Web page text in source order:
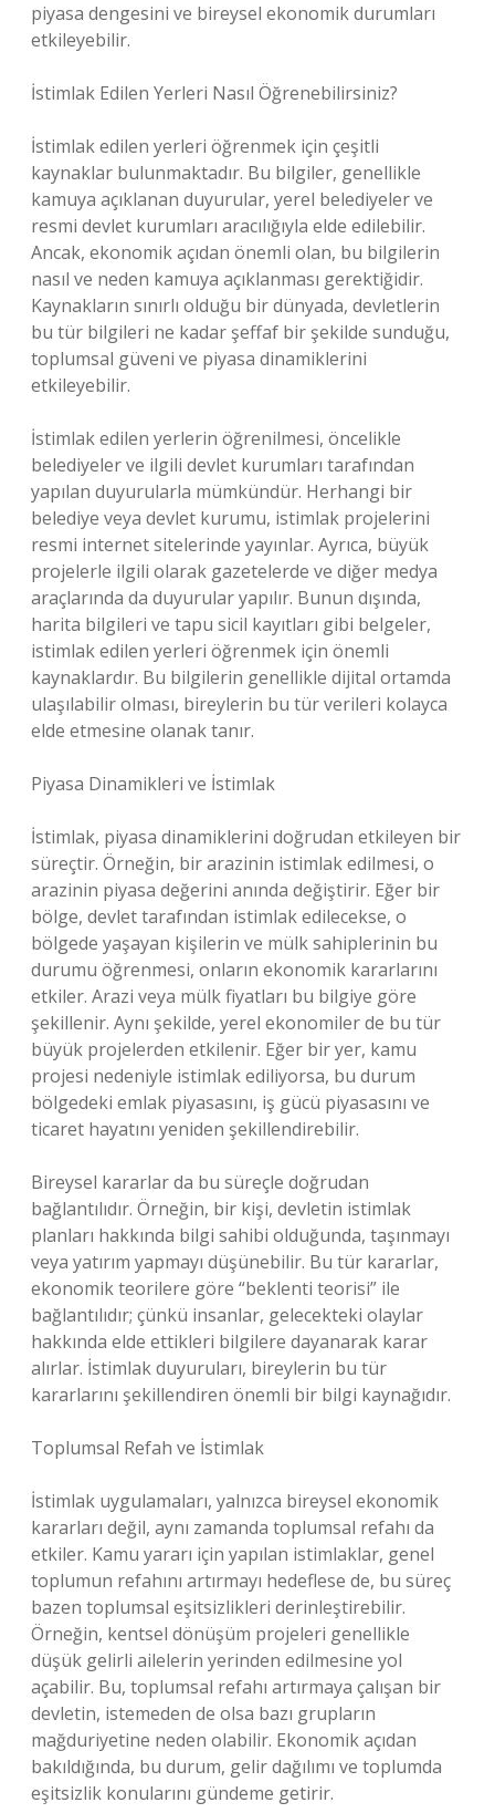
piyasa dengesini ve bireysel ekonomik durumları
etkileyebilir.
İstimlak Edilen Yerleri Nasıl Öğrenebilirsiniz?
İstimlak edilen yerleri öğrenmek için çeşitli
kaynaklar bulunmaktadır. Bu bilgiler, genellikle
kamuya açıklanan duyurular, yerel belediyeler ve
resmi devlet kurumları aracılığıyla elde edilebilir.
Ancak, ekonomik açıdan önemli olan, bu bilgilerin
nasıl ve neden kamuya açıklanması gerektiğidir.
Kaynakların sınırlı olduğu bir dünyada, devletlerin
bu tür bilgileri ne kadar şeffaf bir şekilde sunduğu,
toplumsal güveni ve piyasa dinamiklerini
etkileyebilir.
İstimlak edilen yerlerin öğrenilmesi, öncelikle
belediyeler ve ilgili devlet kurumları tarafından
yapılan duyurularla mümkündür. Herhangi bir
belediye veya devlet kurumu, istimlak projelerini
resmi internet sitelerinde yayınlar. Ayrıca, büyük
projelerle ilgili olarak gazetelerde ve diğer medya
araçlarında da duyurular yapılır. Bunun dışında,
harita bilgileri ve tapu sicil kayıtları gibi belgeler,
istimlak edilen yerleri öğrenmek için önemli
kaynaklardır. Bu bilgilerin genellikle dijital ortamda
ulaşılabilir olması, bireylerin bu tür verileri kolayca
elde etmesine olanak tanır.
Piyasa Dinamikleri ve İstimlak
İstimlak, piyasa dinamiklerini doğrudan etkileyen bir
süreçtir. Örneğin, bir arazinin istimlak edilmesi, o
arazinin piyasa değerini anında değiştirir. Eğer bir
bölge, devlet tarafından istimlak edilecekse, o
bölgede yaşayan kişilerin ve mülk sahiplerinin bu
durumu öğrenmesi, onların ekonomik kararlarını
etkiler. Arazi veya mülk fiyatları bu bilgiye göre
şekillenir. Aynı şekilde, yerel ekonomiler de bu tür
büyük projelerden etkilenir. Eğer bir yer, kamu
projesi nedeniyle istimlak ediliyorsa, bu durum
bölgedeki emlak piyasasını, iş gücü piyasasını ve
ticaret hayatını yeniden şekillendirebilir.
Bireysel kararlar da bu süreçle doğrudan
bağlantılıdır. Örneğin, bir kişi, devletin istimlak
planları hakkında bilgi sahibi olduğunda, taşınmayı
veya yatırım yapmayı düşünebilir. Bu tür kararlar,
ekonomik teorilere göre “beklenti teorisi” ile
bağlantılıdır; çünkü insanlar, gelecekteki olaylar
hakkında elde ettikleri bilgilere dayanarak karar
alırlar. İstimlak duyuruları, bireylerin bu tür
kararlarını şekillendiren önemli bir bilgi kaynağıdır.
Toplumsal Refah ve İstimlak
İstimlak uygulamaları, yalnızca bireysel ekonomik
kararları değil, aynı zamanda toplumsal refahı da
etkiler. Kamu yararı için yapılan istimlaklar, genel
toplumun refahını artırmayı hedeflese de, bu süreç
bazen toplumsal eşitsizlikleri derinleştirebilir.
Örneğin, kentsel dönüşüm projeleri genellikle
düşük gelirli ailelerin yerinden edilmesine yol
açabilir. Bu, toplumsal refahı artırmaya çalışan bir
devletin, istemeden de olsa bazı grupların
mağduriyetine neden olabilir. Ekonomik açıdan
bakıldığında, bu durum, gelir dağılımı ve toplumda
eşitsizlik konularını gündeme getirir.